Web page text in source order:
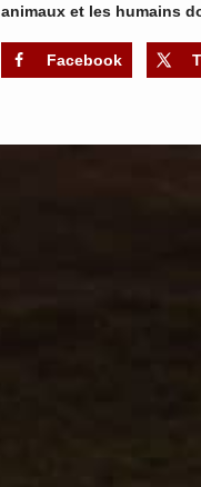
animaux et les humains
Facebook